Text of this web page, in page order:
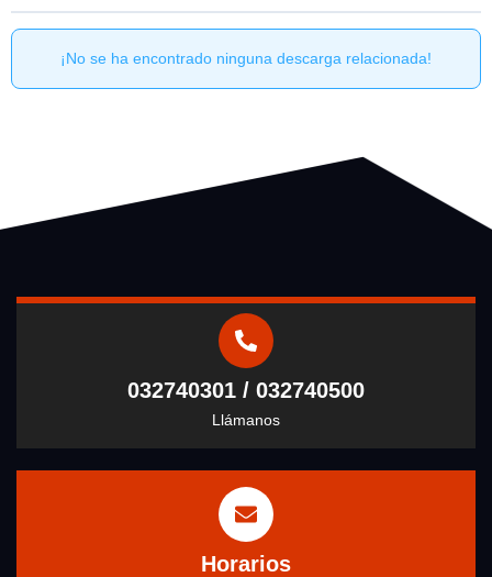
¡No se ha encontrado ninguna descarga relacionada!
032740301 / 032740500
Llámanos
Horarios